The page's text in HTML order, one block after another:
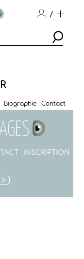
/
Biographie Contact
INSCRIPTION